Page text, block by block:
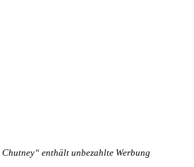
enthält unbezahlte Werbung